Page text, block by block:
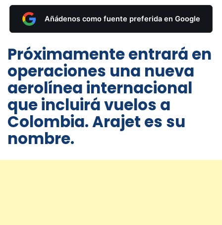
Añádenos como fuente preferida en Google
Próximamente entrará en
operaciones una nueva
aerolínea internacional
que incluirá vuelos a
Colombia. Arajet es su
nombre.